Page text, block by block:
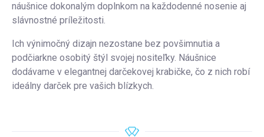
náušnice dokonalým doplnkom na každodenné nosenie aj
slávnostné príležitosti.
Ich výnimočný dizajn nezostane bez povšimnutia a
podčiarkne osobitý štýl svojej nositeľky. Náušnice
dodávame v elegantnej darčekovej krabičke, čo z nich robí
ideálny darček pre vašich blízkych.